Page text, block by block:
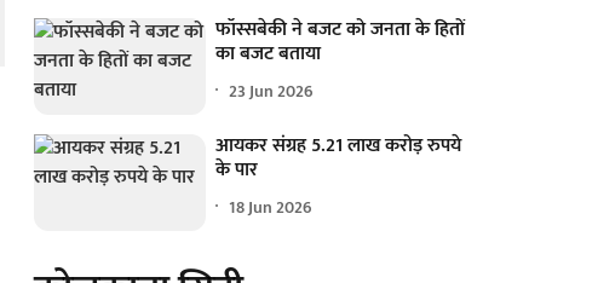
फॉस्सबेकी ने बजट को जनता के हितों
का बजट बताया
23 Jun 2026
आयकर संग्रह 5.21 लाख करोड़ रुपये
के पार
18 Jun 2026